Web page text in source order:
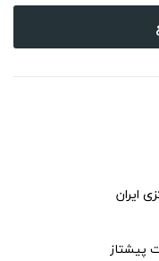
ایران
پیشتاز